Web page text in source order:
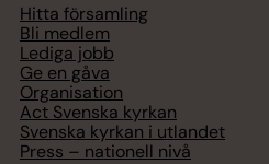
Hitta församling
Bli medlem
Lediga jobb
Ge en gåva
Organisation
Act Svenska kyrkan
Svenska kyrkan i utlandet
Press – nationell nivå